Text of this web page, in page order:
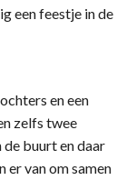
een feestje in de
en een
zelfs twee
buurt en daar
er van om samen